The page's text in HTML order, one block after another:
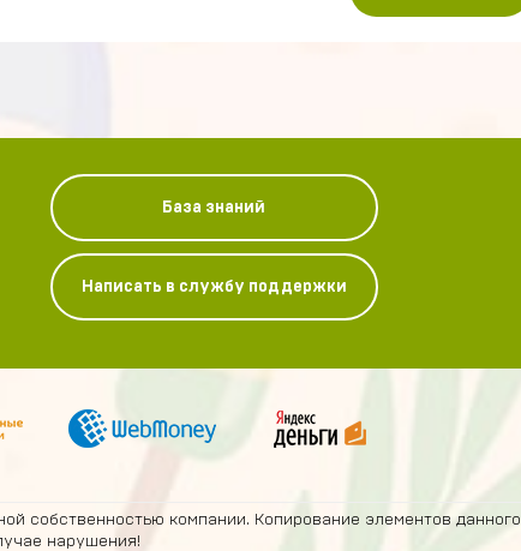
База знаний
Написать в службу поддержки
собственностью компании. Копирование элементов данного
нарушения!